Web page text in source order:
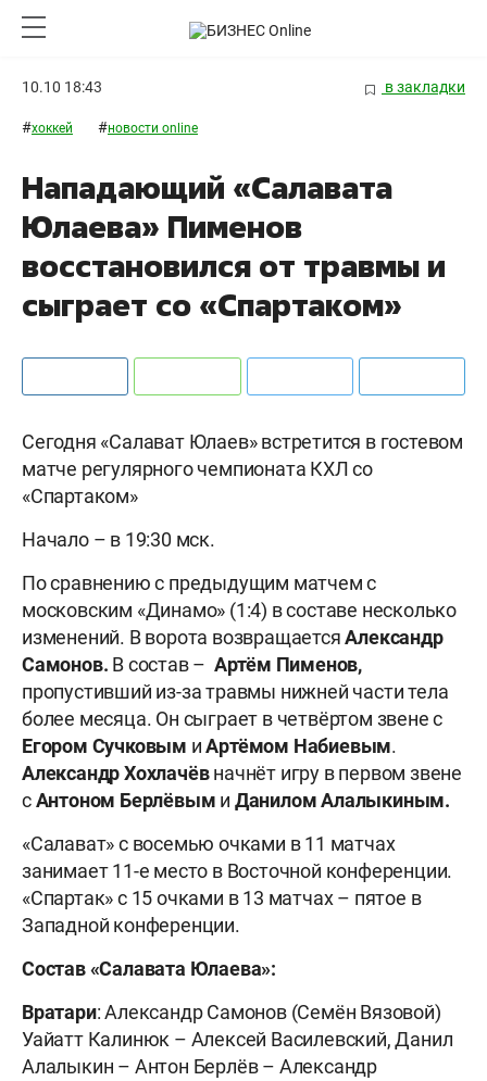
10.10 18:43 в закладки
#хоккей #новости online
Нападающий «Салавата
Юлаева» Пименов
восстановился от травмы и
сыграет со «Спартаком»
Сегодня «Салават Юлаев» встретится в гостевом
матче регулярного чемпионата КХЛ со
«Спартаком»
Начало – в 19:30 мск.
По сравнению с предыдущим матчем с
московским «Динамо» (1:4) в составе несколько
изменений. В ворота возвращаетсяАлександр
Самонов. В состав – Артём Пименов,
пропустивший из-за травмы нижней части тела
более месяца. Он сыграет в четвёртом звене с
Егором Сучковым иАртёмом Набиевым.
Александр Хохлачёвначнёт игру в первом звене
сАнтоном Берлёвым и Данилом Алалыкиным.
«Салават» с восемью очками в 11 матчах
занимает 11-е место в Восточной конференции.
«Спартак» с 15 очками в 13 матчах – пятое в
Западной конференции.
Состав «Салавата Юлаева»:
Вратари: Александр Самонов (Семён Вязовой)
Уайатт Калинюк – Алексей Василевский, Данил
Алалыкин – Антон Берлёв – Александр